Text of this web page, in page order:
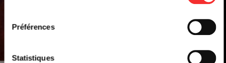
Préférences
Statistiques
PAINTED SYMPHONY
SAM. 25 OCT. 2025 AMPHITHÉÂTRE 3000